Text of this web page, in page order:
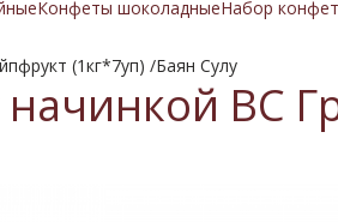
Конфеты шоколадныеНабор конфет
(1кг*7уп) /Баян Сулу
ВС